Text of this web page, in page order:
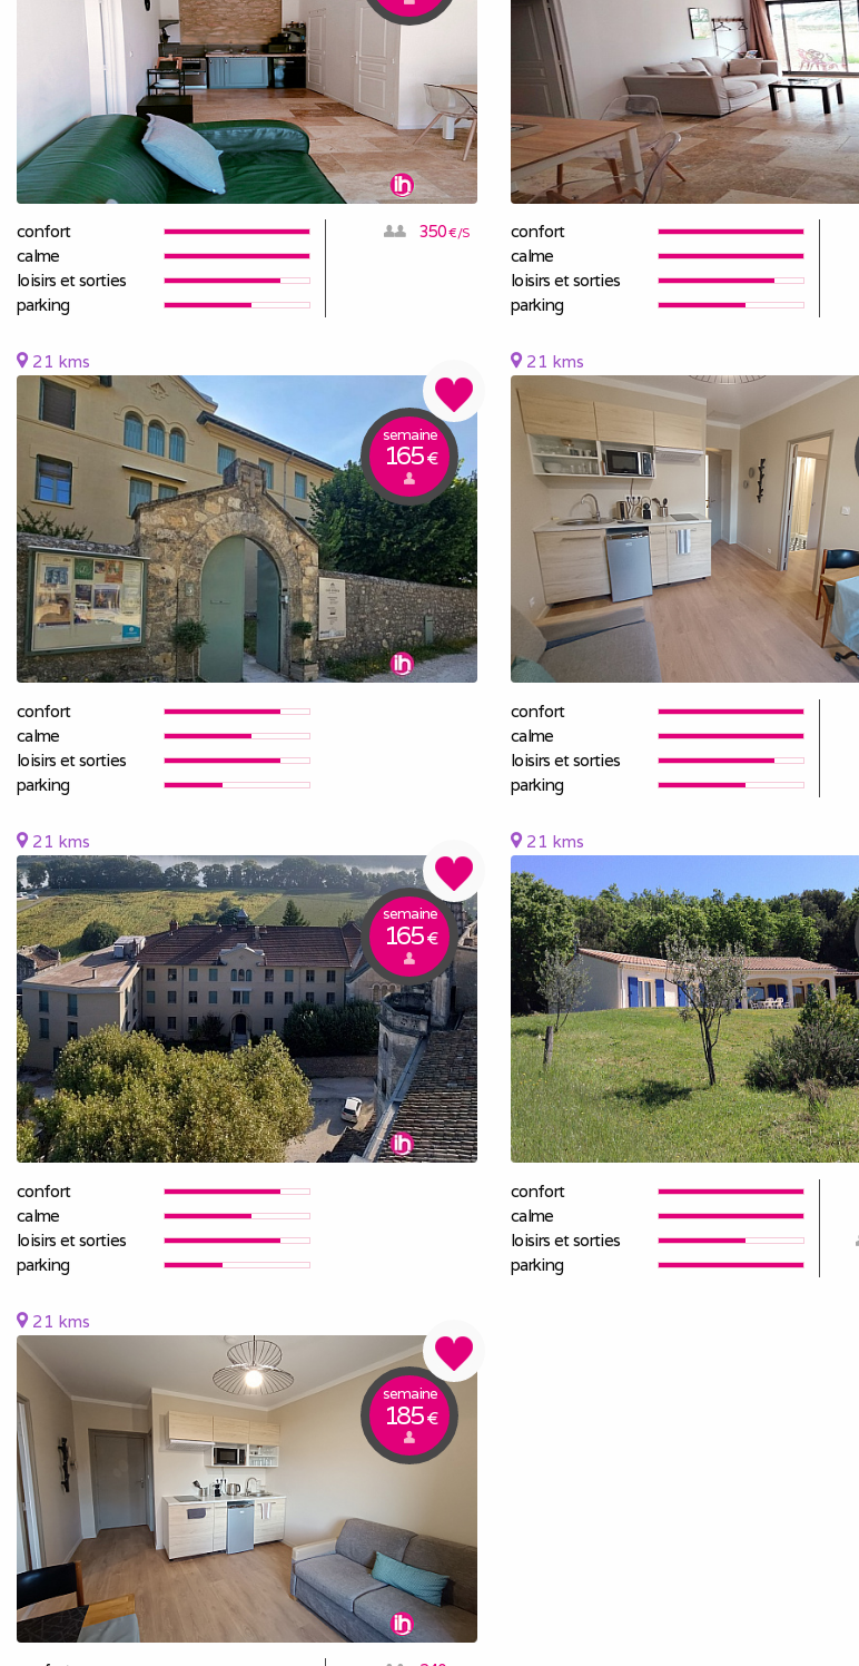
confort
calme
loisirs et sorties
parking
350€/S
confort
calme
loisirs et sorties
parking
21 kms
semaine
165€
confort
calme
loisirs et sorties
parking
21 kms
confort
calme
loisirs et sorties
parking
21 kms
semaine
165€
confort
calme
loisirs et sorties
parking
21 kms
confort
calme
loisirs et sorties
parking
21 kms
semaine
185€